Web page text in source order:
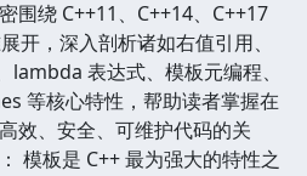
围绕 C++11、C++14、C++17
开，深入剖析诸如右值引用、
lambda 表达式、模板元编程、
等核心特性，帮助读者掌握在
效、安全、可维护代码的关
模板是 C++ 最为强大的特性之